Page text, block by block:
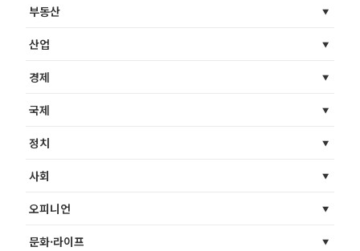
부동산
산업
경제
국제
정치
사회
오피니언
문화·라이프